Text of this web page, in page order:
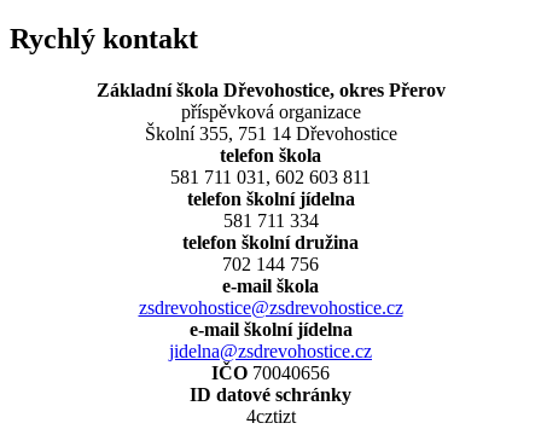
Rychlý kontakt
Základní škola Dřevohostice, okres Přerov
příspěvková organizace
Školní 355, 751 14 Dřevohostice
telefon škola
581 711 031, 602 603 811
telefon školní jídelna
581 711 334
telefon školní družina
702 144 756
e-mail škola
zsdrevohostice@zsdrevohostice.cz
e-mail školní jídelna
jidelna@zsdrevohostice.cz
IČO 70040656
ID datové schránky
4cztizt